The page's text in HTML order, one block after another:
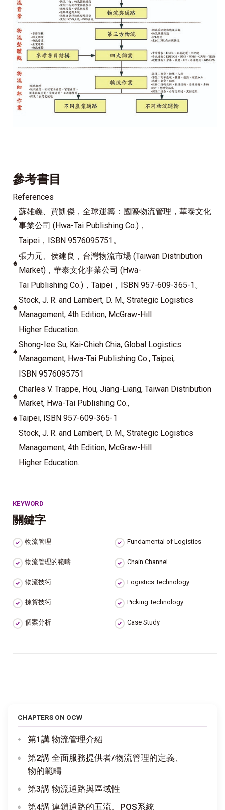
參考書目
References
♠
蘇雄義、賈凱傑，全球運籌：國際物流管理，華泰文化
事業公司 (Hwa-Tai Publishing Co.)，
Taipei，ISBN 9576095751。
♠
張力元、侯建良，台灣物流市場 (Taiwan Distribution
Market)，華泰文化事業公司 (Hwa-
Tai Publishing Co.)，Taipei，ISBN 957-609-365-1。
♠
Stock, J. R. and Lambert, D. M., Strategic Logistics
Management, 4th Edition, McGraw-Hill
Higher Education.
♠
Shong-Iee Su, Kai-Chieh Chia, Global Logistics
Management, Hwa-Tai Publishing Co., Taipei,
ISBN 9576095751
♠
Charles V. Trappe, Hou, Jiang-Liang, Taiwan Distribution
Market, Hwa-Tai Publishing Co.,
♠Taipei, ISBN 957-609-365-1
Stock, J. R. and Lambert, D. M., Strategic Logistics
Management, 4th Edition, McGraw-Hill
Higher Education.
KEYWORD
關鍵字
物流管理 Fundamental of Logistics
物流管理的範疇 Chain Channel
物流技術 Logistics Technology
揀貨技術 Picking Technology
個案分析 Case Study
CHAPTERS ON OCW
第1講 物流管理介紹
第2講 全面服務提供者/物流管理的定義、
物的範疇
第3講 物流通路與區域性
第4講 連鎖通路的五流、POS系統